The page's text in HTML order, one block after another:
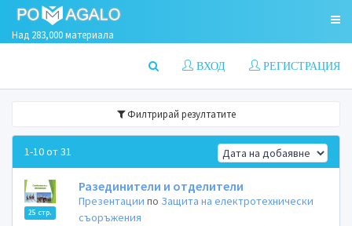
Над 283,000 материала
РЕГИСТРАЦИЯ
ВХОД
Филтрирай резултатите
1-10 от 31
25 стр.
Разединители и отделители
Презентации по Защита на електротехнически
съоръжения